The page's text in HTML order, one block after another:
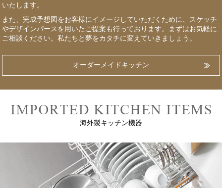
いたします。
また、完成予想図をお客様にイメージしていただくために、スケッチ
やデザインパースを用いたご提案も行っております。まずはお気軽に
ご相談ください。私たちと夢をカタチに変えていきましょう。
オーダーメイドキッチン
海外製キッチン機器